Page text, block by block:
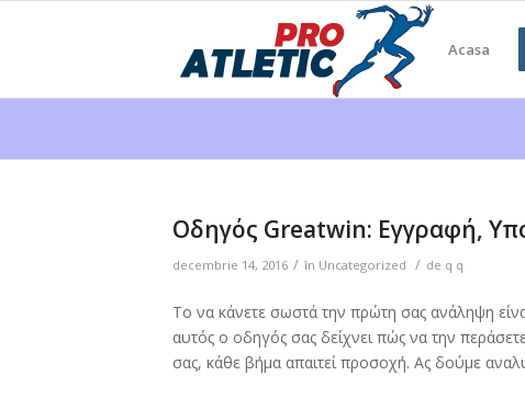
Acasa
Οδηγός Greatwin: Εγγραφή,
decembrie 14, 2016 / în Uncategorized / de q q
Το να κάνετε σωστά την πρώτη σας ανάληψη
αυτός ο οδηγός σας δείχνει πώς να την
σας, κάθε βήμα απαιτεί προσοχή. Ας δούμε